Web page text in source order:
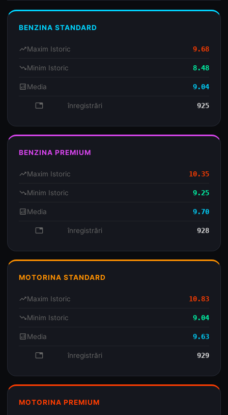
BENZINA STANDARD
trending_upMaxim Istoric 9.68
trending_downMinim Istoric 8.48
analyticsMedia 9.04
database înregistrări 925
BENZINA PREMIUM
trending_upMaxim Istoric 10.35
trending_downMinim Istoric 9.25
analyticsMedia 9.70
database înregistrări 928
MOTORINA STANDARD
trending_upMaxim Istoric 10.83
trending_downMinim Istoric 9.04
analyticsMedia 9.63
database înregistrări 929
MOTORINA PREMIUM